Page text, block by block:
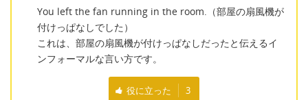
You left the fan running in the room.（部屋の扇風機が
付けっぱなしでした）
これは、部屋の扇風機が付けっぱなしだったと伝えるイ
ンフォーマルな言い方です。
役に立った 3